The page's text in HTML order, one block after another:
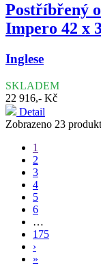
Postříbřený
Impero 42 x
Inglese
SKLADEM
22 916,- Kč
Detail
Zobrazeno 23
1
2
3
4
5
6
…
175
›
»